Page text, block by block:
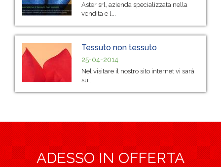
Aster srl, azienda specializzata nella
vendita e l...
Tessuto non tessuto
25-04-2014
Nel visitare il nostro sito internet vi sarà
su...
ADESSO IN OFFERTA